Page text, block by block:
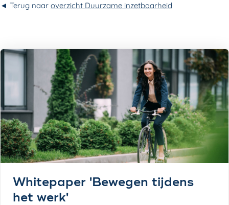
◄ Terug naar overzicht Duurzame inzetbaarheid
Whitepaper 'Bewegen tijdens
het werk'